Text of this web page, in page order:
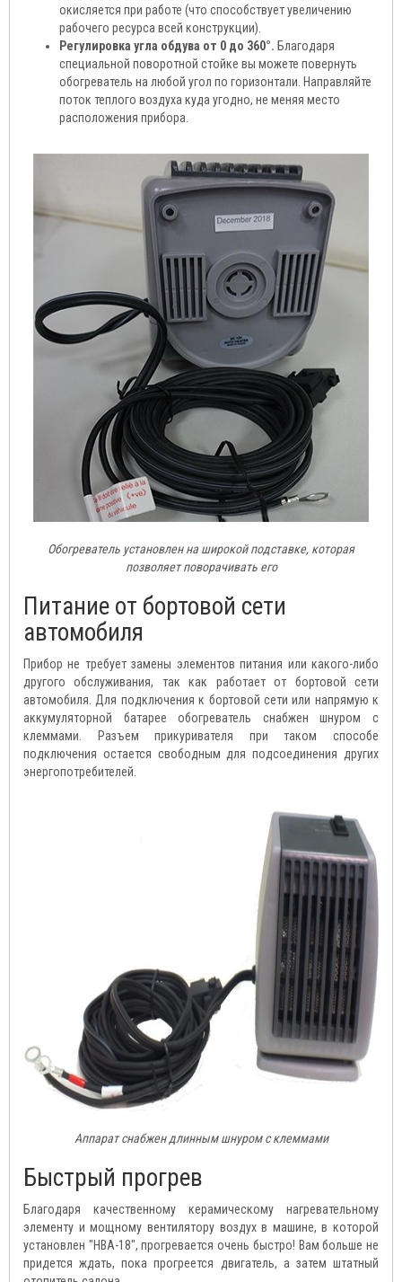
окисляется при работе (что способствует увеличению
рабочего ресурса всей конструкции).
Регулировка угла обдува от 0 до 360°. Благодаря
специальной поворотной стойке вы можете повернуть
обогреватель на любой угол по горизонтали. Направляйте
поток теплого воздуха куда угодно, не меняя место
расположения прибора.
Обогреватель установлен на широкой подставке, которая
позволяет поворачивать его
Питание от бортовой сети
автомобиля
Прибор не требует замены элементов питания или какого-либо
другого обслуживания, так как работает от бортовой сети
автомобиля. Для подключения к бортовой сети или напрямую к
аккумуляторной батарее обогреватель снабжен шнуром с
клеммами. Разъем прикуривателя при таком способе
подключения остается свободным для подсоединения других
энергопотребителей.
Аппарат снабжен длинным шнуром с клеммами
Быстрый прогрев
Благодаря качественному керамическому нагревательному
элементу и мощному вентилятору воздух в машине, в которой
установлен "HBA-18", прогревается очень быстро! Вам больше не
придется ждать, пока прогреется двигатель, а затем штатный